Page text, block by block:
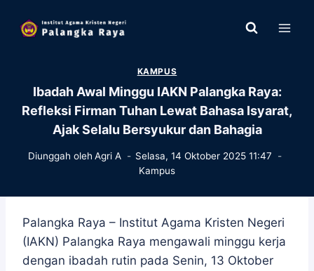
KAMPUS
Ibadah Awal Minggu IAKN Palangka Raya:
Refleksi Firman Tuhan Lewat Bahasa Isyarat,
Ajak Selalu Bersyukur dan Bahagia
Diunggah oleh Agri A
Selasa, 14 Oktober 2025 11:47
Kampus
Palangka Raya – Institut Agama Kristen Negeri
(IAKN) Palangka Raya mengawali minggu kerja
dengan ibadah rutin pada Senin, 13 Oktober